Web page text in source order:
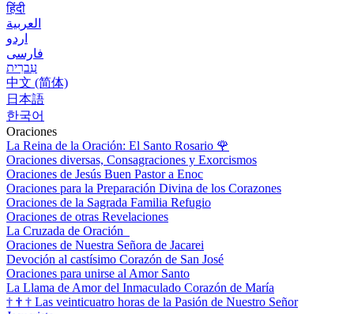
हिंदी
العربية
اردو
فارسی
עִברִית
中文 (简体)
日本語
한국어
Oraciones
La Reina de la Oración: El Santo Rosario 🌹
Oraciones diversas, Consagraciones y Exorcismos
Oraciones de Jesús Buen Pastor a Enoc
Oraciones para la Preparación Divina de los Corazones
Oraciones de la Sagrada Familia Refugio
Oraciones de otras Revelaciones
La Cruzada de Oración
Oraciones de Nuestra Señora de Jacarei
Devoción al castísimo Corazón de San José
Oraciones para unirse al Amor Santo
La Llama de Amor del Inmaculado Corazón de María
† † † Las veinticuatro horas de la Pasión de Nuestro Señor